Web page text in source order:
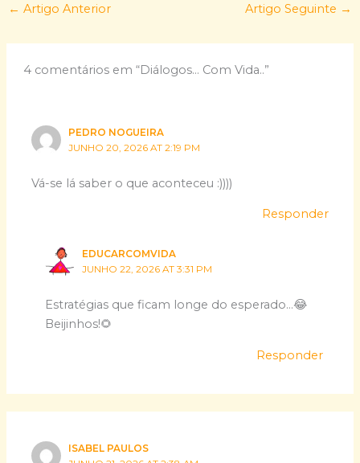
← Artigo Anterior Artigo Seguinte →
4 comentários em “Diálogos… Com Vida..”
PEDRO NOGUEIRA
JUNHO 20, 2026 AT 2:19 PM
Vá-se lá saber o que aconteceu :))))
Responder
EDUCARCOMVIDA
JUNHO 22, 2026 AT 3:31 PM
Estratégias que ficam longe do esperado…😂
Beijinhos!🌻
Responder
ISABEL PAULOS